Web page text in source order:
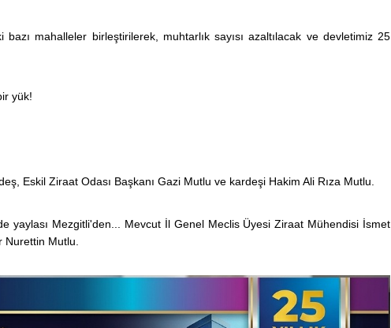
mahalleler birleştirilerek, muhtarlık sayısı azaltılacak ve devletimiz 25
yük!
Eskil Ziraat Odası Başkanı Gazi Mutlu ve kardeşi Hakim Ali Rıza Mutlu.
yaylası Mezgitli'den... Mevcut İl Genel Meclis Üyesi Ziraat Mühendisi İsmet
Mutlu.